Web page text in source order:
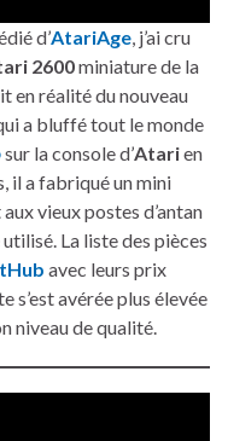
d’AtariAge, j’ai cru
2600miniature de la
en réalité du nouveau
a bluffé tout le monde
sur la console d’Atarien
il a fabriqué un mini
vieux postes d’antan
La liste des pièces
avec leurs prix
s’est avérée plus élevée
niveau de qualité.